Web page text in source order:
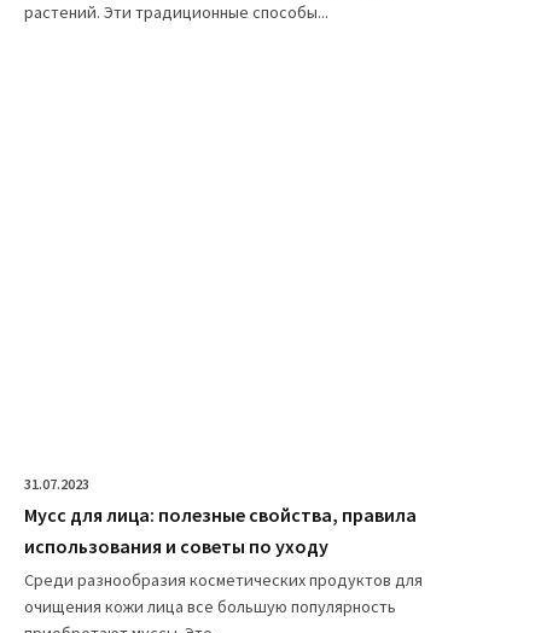
растений. Эти традиционные способы...
31.07.2023
Мусс для лица: полезные свойства, правила
использования и советы по уходу
Среди разнообразия косметических продуктов для
очищения кожи лица все большую популярность